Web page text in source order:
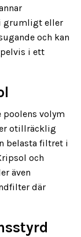
grumligt eller
och kan
i ett
poolens volym
otillräcklig
belasta filtret i
och
även
där